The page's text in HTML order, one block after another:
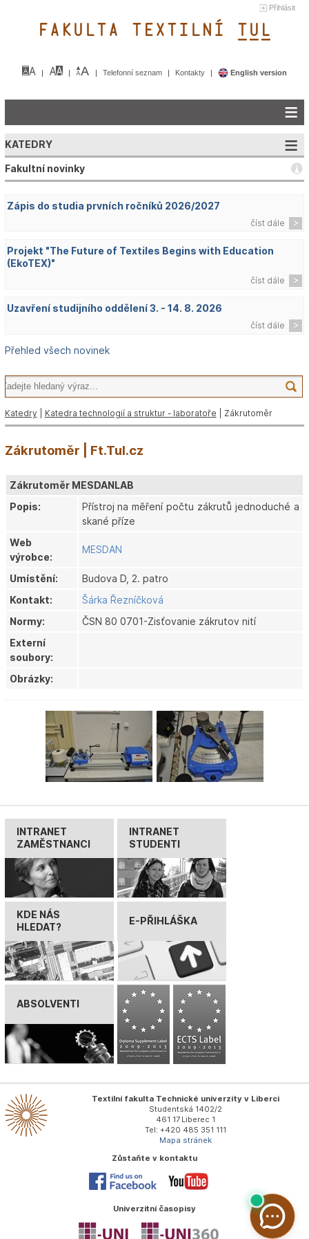
Přihlásit
FAKULTA TEXTILNÍ TUL&
Telefonní seznam Kontakty English version
KATEDRY
Fakultní novinky
Zápis do studia prvních ročníků 2026/2027
číst dále
Projekt "The Future of Textiles Begins with Education
(EkoTEX)"
číst dále
Uzavření studijního oddělení 3. - 14. 8. 2026
číst dále
Přehled všech novinek
Katedry Katedra technologií a struktur - laboratoře | Zákrutoměr
Zákrutoměr | Ft.Tul.cz
Zákrutoměr MESDANLAB
Popis:
Přístroj na měření počtu zákrutů jednoduché a
skané příze
Web
výrobce:
MESDAN
Umístění:
Budova D, 2. patro
Kontakt:
Šárka Řezníčková
Normy:
ČSN 80 0701-Zisťovanie zákrutov nití
Externí
soubory:
Obrázky:
INTRANET
ZAMĚSTNANCI
INTRANET
STUDENTI
KDE NÁS
HLEDAT?
E-PŘIHLÁŠKA
ABSOLVENTI
Textilní fakulta Technické univerzity v Liberci
Studentská 1402/2
461 17 Liberec 1
Tel: +420 485 351 111
Mapa stránek
Zůstaňte v kontaktu
Univerzitní časopisy